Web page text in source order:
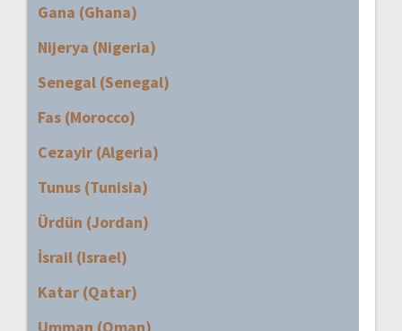
Gana (Ghana)
Nijerya (Nigeria)
Senegal (Senegal)
Fas (Morocco)
Cezayir (Algeria)
Tunus (Tunisia)
Ürdün (Jordan)
İsrail (Israel)
Katar (Qatar)